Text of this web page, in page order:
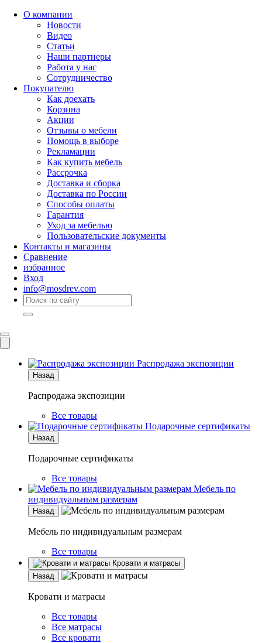
О компании
Новости
Видео
Статьи
Наши партнеры
Работа у нас
Сотрудничество
Покупателю
Как доехать
Корзина
Акции
Отзывы о мебели
Помощь в выборе
Рекламации
Как купить мебель
Рассрочка
Доставка и сборка
Доставка по России
Способы оплаты
Гарантия
Уход за мебелью
Пользовательские документы
Контакты и магазины
Сравнение
избранное
Вход
info@mosdrev.com
Распродажа экспозиции
Назад
Распродажа экспозиции
Все товары
Подарочные сертификаты
Назад
Подарочные сертификаты
Все товары
Мебель по
индивидуальным размерам
Назад
Мебель по индивидуальным размерам
Все товары
Кровати и матрасы
Назад
Кровати и матрасы
Все товары
Все матрасы
Все кровати